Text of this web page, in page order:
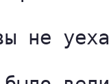
не